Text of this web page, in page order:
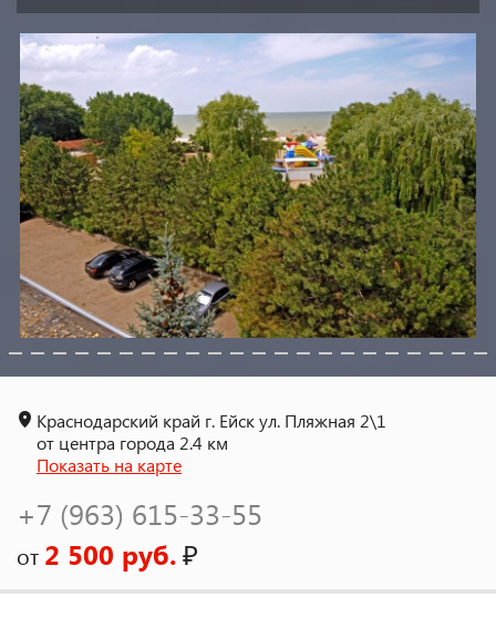
Краснодарский край г. Ейск ул. Пляжная 2\1
от центра города 2.4 км
Показать на карте
+7 (963) 615-33-55
от 2 500 руб.₽